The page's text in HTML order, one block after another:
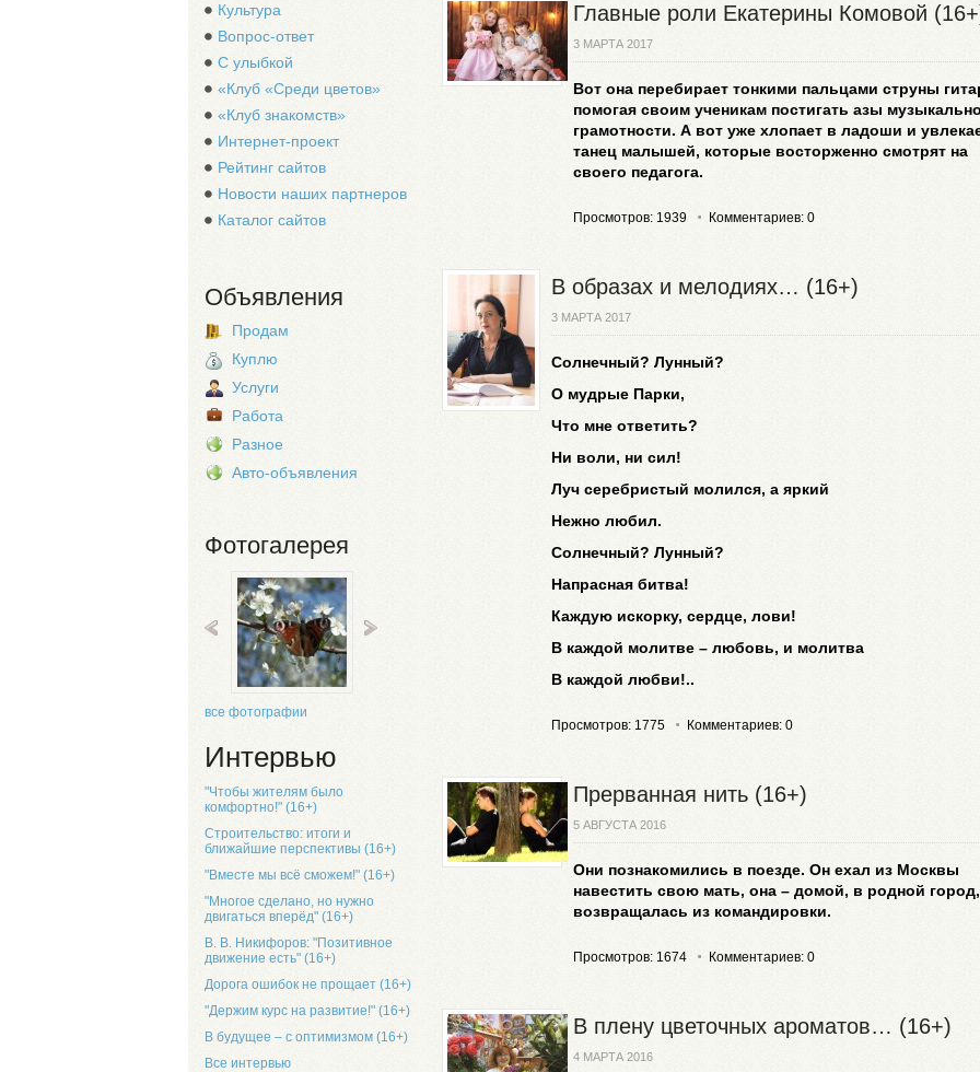
Культура
Вопрос-ответ
С улыбкой
«Клуб «Среди цветов»
«Клуб знакомств»
Интернет-проект
Рейтинг сайтов
Новости наших партнеров
Каталог сайтов
Объявления
Продам
Куплю
Услуги
Работа
Разное
Авто-объявления
Фотогалерея
все фотографии
Интервью
"Чтобы жителям было
комфортно!" (16+)
Строительство: итоги и
ближайшие перспективы (16+)
"Вместе мы всё сможем!" (16+)
"Многое сделано, но нужно
двигаться вперёд" (16+)
В. В. Никифоров: "Позитивное
движение есть" (16+)
Дорога ошибок не прощает (16+)
"Держим курс на развитие!" (16+)
В будущее – с оптимизмом (16+)
Все интервью
Главные роли Екатерины Комовой
3 МАРТА 2017
Вот она перебирает тонкими пальцами струны
помогая своим ученикам постигать азы
грамотности. А вот уже хлопает в ладоши и
танец малышей, которые восторженно смотрят на
своего педагога.
Просмотров: 1939 Комментариев: 0
В образах и мелодиях… (16+)
3 МАРТА 2017
Солнечный? Лунный?
О мудрые Парки,
Что мне ответить?
Ни воли, ни сил!
Луч серебристый молился, а яркий
Нежно любил.
Солнечный? Лунный?
Напрасная битва!
Каждую искорку, сердце, лови!
В каждой молитве – любовь, и молитва
В каждой любви!..
Просмотров: 1775 Комментариев: 0
Прерванная нить (16+)
5 АВГУСТА 2016
Они познакомились в поезде. Он ехал из Москвы
навестить свою мать, она – домой, в родной город,
возвращалась из командировки.
Просмотров: 1674 Комментариев: 0
В плену цветочных ароматов… (16+)
4 МАРТА 2016